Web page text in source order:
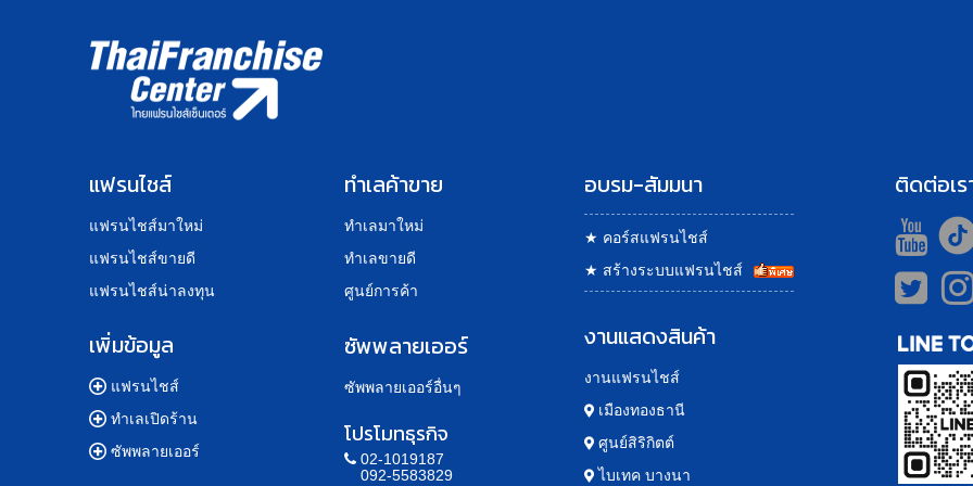
แฟรนไชส์
แฟรนไชส์มาใหม่
แฟรนไชส์ขายดี
แฟรนไชส์น่าลงทุน
เพิ่มข้อมูล
แฟรนไชส์
ทำเลเปิดร้าน
ซัพพลายเออร์
ทำเลค้าขาย
ทำเลมาใหม่
ทำเลขายดี
ศูนย์การค้า
ซัพพลายเออร์
ซัพพลายเออร์อื่นๆ
โปรโมทธุรกิจ
02-1019187
092-5583829
อบรม-สัมมนา
★ คอร์สแฟรนไชส์
★ สร้างระบบแฟรนไชส์
งานแสดงสินค้า
งานแฟรนไชส์
เมืองทองธานี
ศูนย์สิริกิตต์
ไบเทค บางนา
ติดต่อเร